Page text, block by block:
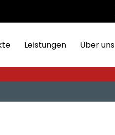
Leistungen Über uns